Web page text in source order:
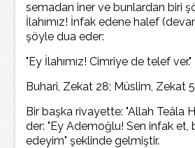
semadan iner ve bunlardan biri
İlahımız! İnfak edene halef
şöyle dua eder:
"Ey İlahımız! Cimriye de telef ver."
Buhari, Zekat 28; Müslim, Zekat
Bir başka rivayette: "Allah Teâla
der: "Ey Ademoğlu! Sen infak et,
edeyim" şeklinde gelmiştir.